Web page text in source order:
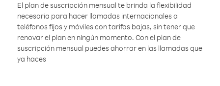
El plan de suscripción mensual te brinda la flexibilidad
necesaria para hacer llamadas internacionales a
teléfonos fijos y móviles con tarifas bajas, sin tener que
renovar el plan en ningún momento. Con el plan de
suscripción mensual puedes ahorrar en las llamadas que
ya haces